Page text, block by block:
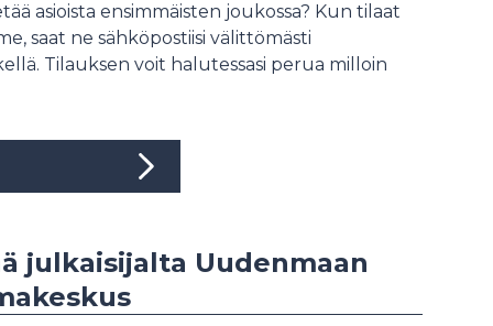
asioista ensimmäisten joukossa? Kun tilaat
saat ne sähköpostiisi välittömästi
Tilauksen voit halutessasi perua milloin
julkaisijalta Uudenmaan